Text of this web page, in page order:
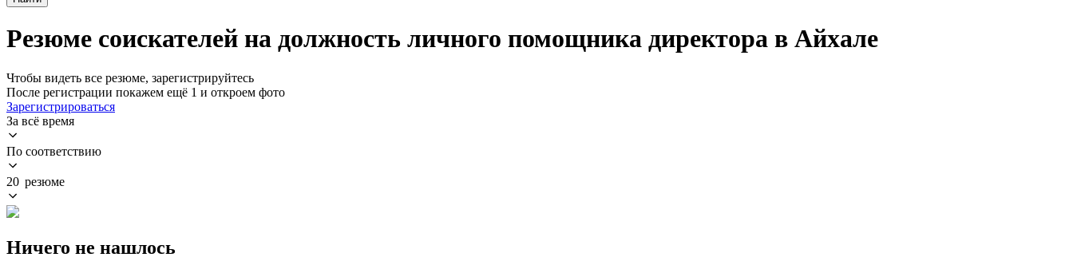
Резюме соискателей на должность личного помощника директора в Айхале
Чтобы видеть все резюме, зарегистрируйтесь
После регистрации покажем ещё 1 и откроем фото
Зарегистрироваться
За всё время
По соответствию
20 резюме
Ничего не нашлось